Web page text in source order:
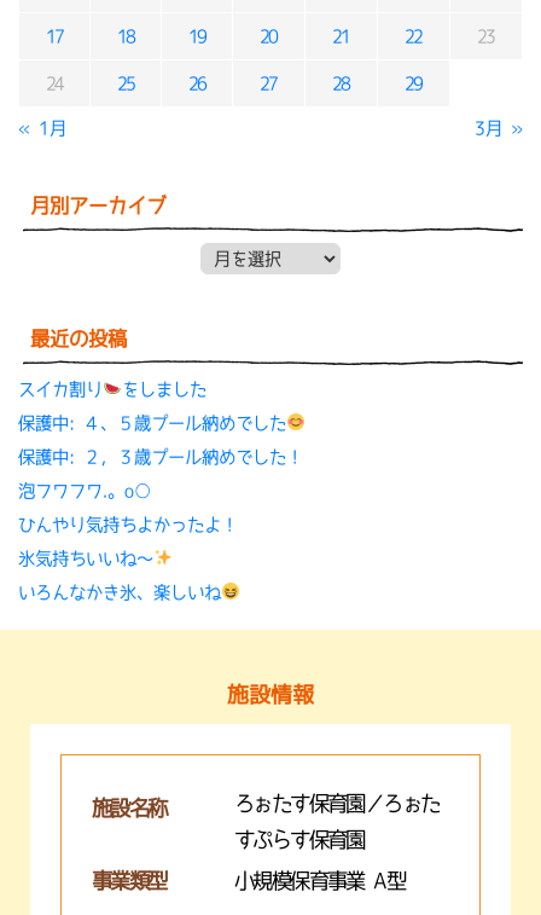
17 18 19 20 21 22 23
24 25 26 27 28 29
« 1月 3月 »
月別アーカイブ
最近の投稿
スイカ割り
をしました
保護中: ４、５歳プール納めでした
保護中: ２，３歳プール納めでした！
泡フワフワ.。o○
ひんやり気持ちよかったよ！
氷気持ちいいね〜
いろんなかき氷、楽しいね
施設情報
施設名称
ろぉたす保育園／ろぉた
すぷらす保育園
事業類型
小規模保育事業 A型